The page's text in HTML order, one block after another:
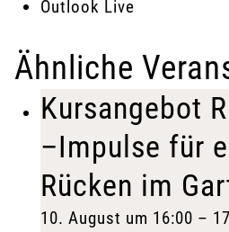
Outlook Live
Ähnliche
Kursangebot
–Impulse für
Rücken im
10. August um 16:00 –